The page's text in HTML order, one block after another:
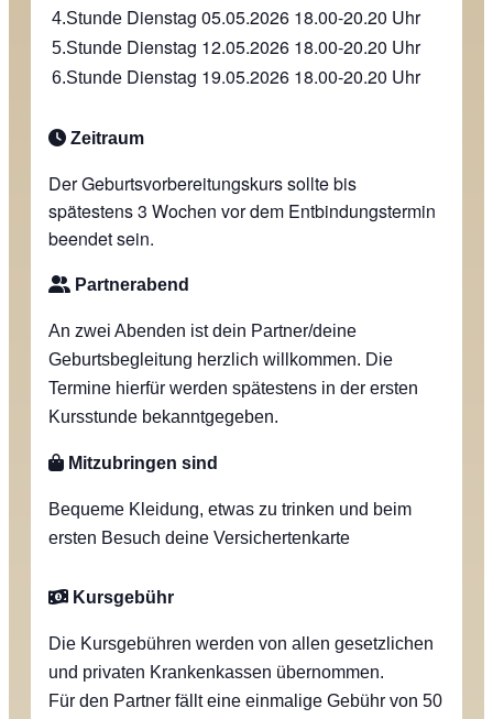
4.Stunde Dienstag 05.05.2026 18.00-20.20 Uhr
5.Stunde Dienstag 12.05.2026 18.00-20.20 Uhr
6.Stunde Dienstag 19.05.2026 18.00-20.20 Uhr
Zeitraum
Der Geburtsvorbereitungskurs sollte bis
spätestens 3 Wochen vor dem Entbindungstermin
beendet sein.
Partnerabend
An zwei Abenden ist dein Partner/deine
Geburtsbegleitung herzlich willkommen. Die
Termine hierfür werden spätestens in der ersten
Kursstunde bekanntgegeben.
Mitzubringen sind
Bequeme Kleidung, etwas zu trinken und beim
ersten Besuch deine Versichertenkarte
Kursgebühr
Die Kursgebühren werden von allen gesetzlichen
und privaten Krankenkassen übernommen.
Für den Partner fällt eine einmalige Gebühr von 50